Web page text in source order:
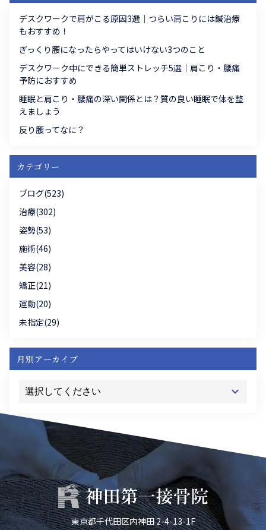
デスクワークで肩がこる原因3選｜つらい肩こりには鍼治療
もおすすめ！
ぎっくり腰になったらやってはいけない3つのこと
デスクワーク中にできる簡単ストレッチ5選｜肩こり・腰痛
予防におすすめ
睡眠と肩こり・腰痛の深い関係とは？質の良い睡眠で体を整
えましょう
反り腰ってなに？
カテゴリー
ブログ(523)
治療(302)
姿勢(53)
施術(46)
美容(28)
矯正(21)
運動(20)
未指定(29)
月別アーカイブ
東京都千代田区内神田 2-4-13-1F